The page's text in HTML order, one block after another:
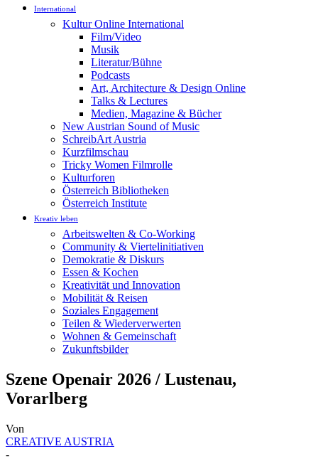
International
Kultur Online International
Film/Video
Musik
Literatur/Bühne
Podcasts
Art, Architecture & Design Online
Talks & Lectures
Medien, Magazine & Bücher
New Austrian Sound of Music
SchreibArt Austria
Kurzfilmschau
Tricky Women Filmrolle
Kulturforen
Österreich Bibliotheken
Österreich Institute
Kreativ leben
Arbeitswelten & Co-Working
Community & Viertelinitiativen
Demokratie & Diskurs
Essen & Kochen
Kreativität und Innovation
Mobilität & Reisen
Soziales Engagement
Teilen & Wiederverwerten
Wohnen & Gemeinschaft
Zukunftsbilder
Szene Openair 2026 / Lustenau,
Vorarlberg
Von
CREATIVE AUSTRIA
-